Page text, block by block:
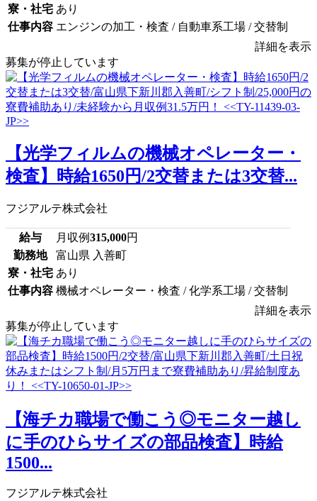
寮・社宅 あり
仕事内容 エンジンの加工・検査 / 自動車系工場 / 交替制
詳細を表示
募集が停止しています
【光学フィルムの機械オペレーター・
検査】時給1650円/2交替または3交替...
フジアルテ株式会社
給与 月収例315,000円
勤務地
富山県 入善町
寮・社宅 あり
仕事内容 機械オペレーター・検査 / 化学系工場 / 交替制
詳細を表示
募集が停止しています
【海チカ職場で働こう◎モニター越し
に手のひらサイズの部品検査】時給
1500...
フジアルテ株式会社